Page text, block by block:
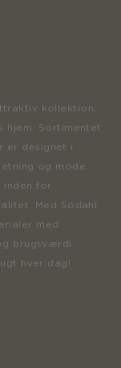
kollektion,
hjem. Sortimentet
er designet i
og mode.
inden for
Med Södahl
med
brugsværdi.
hver dag!